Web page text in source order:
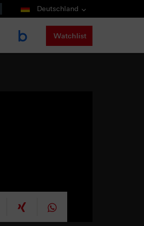
Deutschland
Watchlist
mitteilen